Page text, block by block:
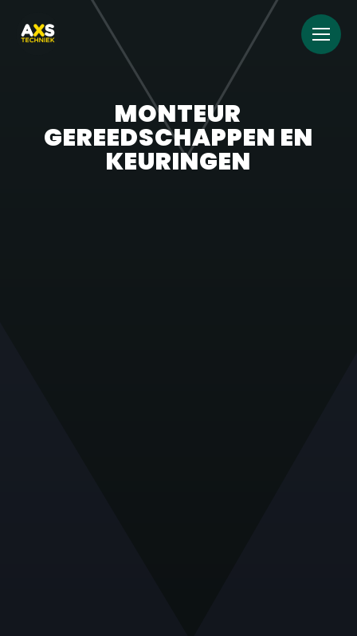
MONTEUR
GEREEDSCHAPPEN EN
KEURINGEN